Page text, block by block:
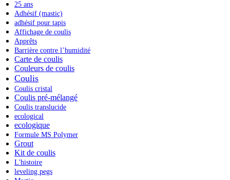
25 ans
Adhésif (mastic)
adhésif pour tapis
Affichage de coulis
Apprêts
Barrière contre l’humidité
Carte de coulis
Couleurs de coulis
Coulis
Coulis cristal
Coulis pré-mélangé
Coulis translucide
ecological
ecologique
Formule MS Polymer
Grout
Kit de coulis
L'histoire
leveling pegs